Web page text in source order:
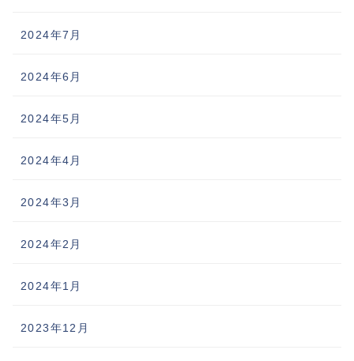
2024年7月
2024年6月
2024年5月
2024年4月
2024年3月
2024年2月
2024年1月
2023年12月